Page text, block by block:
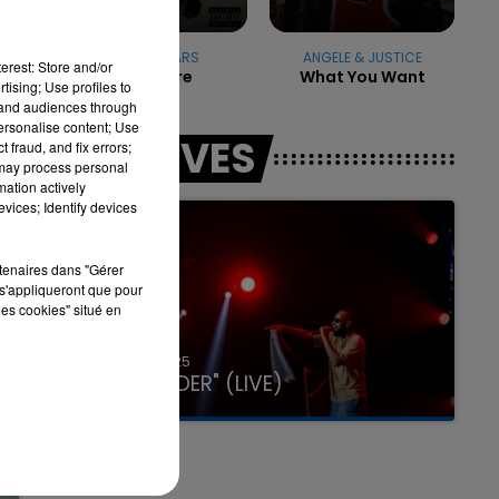
BRUNO MARS
Treasure
ANGELE & JUSTICE
What You Want
LES LIVES
31 janvier 2025
GIMS "SPIDER" (LIVE)
Store and/or
Use profiles to
audiences through
content; Use
fraud, and fix errors;
process personal
actively
Identify devices
dans "Gérer
que pour
cookies" situé en